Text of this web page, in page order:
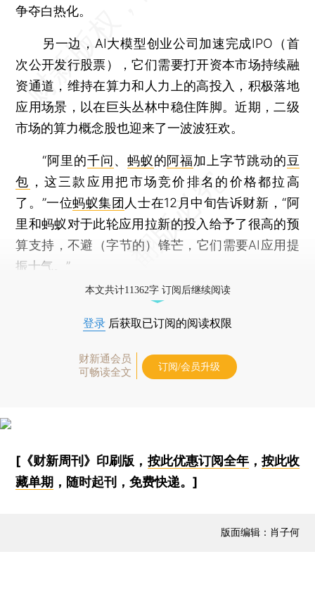
争夺白热化。
另一边，AI大模型创业公司加速完成IPO（首
次公开发行股票），它们需要打开资本市场持续融
资通道，维持在算力和人力上的高投入，积极落地
应用场景，以在巨头丛林中稳住阵脚。近期，二级
市场的算力概念股也迎来了一波波狂欢。
“阿里的千问、 蚂蚁的阿福加上字节跳动的豆
包 ，这三款应用把市场竞价排名的价格都拉高
了。”一位蚂蚁集团 人士在12月中旬告诉财新，“阿
里和蚂蚁对于此轮应用拉新的投入给予了很高的预
算支持，不避（字节的）锋芒，它们需要AI应用提
振士气。”
本文共计11362字 订阅后继续阅读
登录 后获取已订阅的阅读权限
财新通会员
可畅读全文
订阅/会员升级
[《财新周刊》印刷版， 按此优惠订阅全年， 按此收
藏单期 ，随时起刊，免费快递。]
版面编辑：肖子何